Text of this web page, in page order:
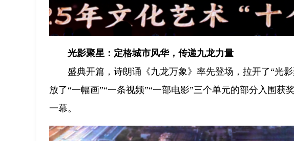
光影聚星：定格城市风华，传递九龙力量
盛典开篇，诗朗诵《九龙万象》率先登场，拉开了“光
放了“一幅画”“一条视频”“一部电影”三个单元的部分入围获
一幕。